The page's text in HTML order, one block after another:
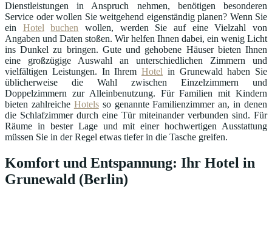
Dienstleistungen in Anspruch nehmen, benötigen besonderen
Service oder wollen Sie weitgehend eigenständig planen? Wenn Sie
ein Hotel buchen wollen, werden Sie auf eine Vielzahl von
Angaben und Daten stoßen. Wir helfen Ihnen dabei, ein wenig Licht
ins Dunkel zu bringen. Gute und gehobene Häuser bieten Ihnen
eine großzügige Auswahl an unterschiedlichen Zimmern und
vielfältigen Leistungen. In Ihrem Hotel in Grunewald haben Sie
üblicherweise die Wahl zwischen Einzelzimmern und
Doppelzimmern zur Alleinbenutzung. Für Familien mit Kindern
bieten zahlreiche Hotelsso genannte Familienzimmer an, in denen
die Schlafzimmer durch eine Tür miteinander verbunden sind. Für
Räume in bester Lage und mit einer hochwertigen Ausstattung
müssen Sie in der Regel etwas tiefer in die Tasche greifen.
Komfort und Entspannung: Ihr Hotel in
Grunewald (Berlin)